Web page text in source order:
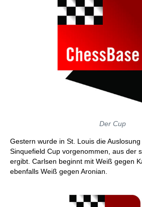
Der Cup
Gestern wurde in St. Louis die
Sinquefield Cup vorgenommen, aus der
ergibt. Carlsen beginnt mit Weiß gegen
ebenfalls Weiß gegen Aronian.